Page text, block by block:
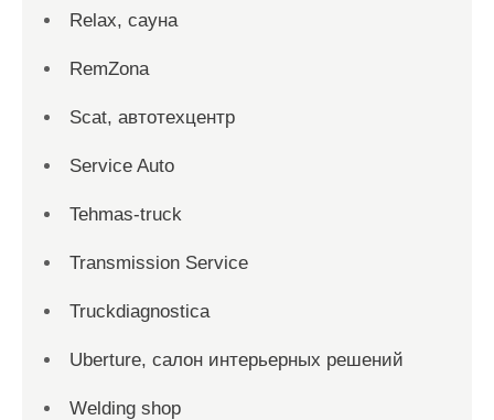
Relax, сауна
RemZona
Scat, автотехцентр
Service Auto
Tehmas-truck
Transmission Service
Truckdiagnostica
Uberture, салон интерьерных решений
Welding shop